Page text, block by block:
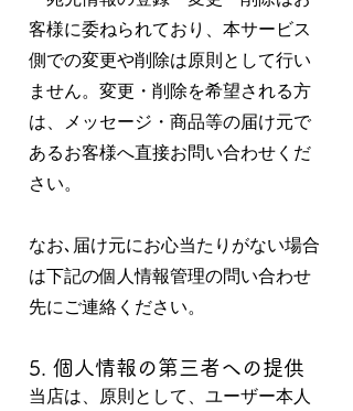
客様に委ねられており、本サービス
側での変更や削除は原則として行い
ません。変更・削除を希望される方
は、メッセージ・商品等の届け元で
あるお客様へ直接お問い合わせくだ
さい。
なお､届け元にお心当たりがない場合
は下記の個人情報管理の問い合わせ
先にご連絡ください。
5. 個人情報の第三者への提供
当店は、原則として、ユーザー本人